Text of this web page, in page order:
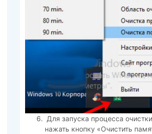
Для запуска процесса
нажать кнопку «Очистить